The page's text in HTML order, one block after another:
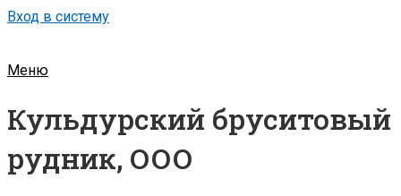
Вход в систему
Меню
Кульдурский бруситовый
рудник, ООО